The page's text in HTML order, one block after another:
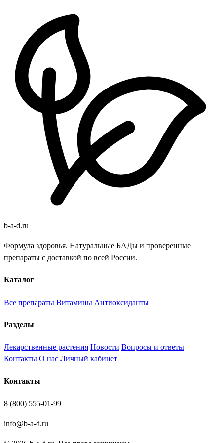
b-a-d.ru
Формула здоровья. Натуральные БАДы и проверенные
препараты с доставкой по всей России.
Каталог
Все препараты Витамины Антиоксиданты
Разделы
Лекарственные растения Новости Вопросы и ответы
Контакты О нас Личный кабинет
Контакты
8 (800) 555-01-99
info@b-a-d.ru